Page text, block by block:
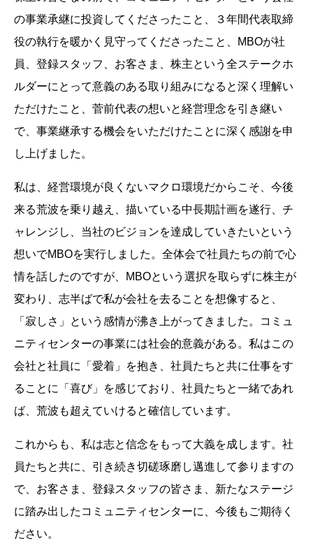
の事業承継に投資してくださったこと、３年間代表取締
役の執行を暖かく見守ってくださったこと、MBOが社
員、登録スタッフ、お客さま、株主という全ステークホ
ルダーにとって意義のある取り組みになると深く理解い
ただけたこと、菅前代表の想いと経営理念を引き継い
で、事業継承する機会をいただけたことに深く感謝を申
し上げました。
私は、経営環境が良くないマクロ環境だからこそ、今後
来る荒波を乗り越え、描いている中長期計画を遂行、チ
ャレンジし、当社のビジョンを達成していきたいという
想いでMBOを実行しました。全体会で社員たちの前で心
情を話したのですが、MBOという選択を取らずに株主が
変わり、志半ばで私が会社を去ることを想像すると、
「寂しさ」という感情が沸き上がってきました。コミュ
ニティセンターの事業には社会的意義がある。私はこの
会社と社員に「愛着」を抱き、社員たちと共に仕事をす
ることに「喜び」を感じており、社員たちと一緒であれ
ば、荒波も超えていけると確信しています。
これからも、私は志と信念をもって大義を成します。社
員たちと共に、引き続き切磋琢磨し邁進して参りますの
で、お客さま、登録スタッフの皆さま、新たなステージ
に踏み出したコミュニティセンターに、今後もご期待く
ださい。